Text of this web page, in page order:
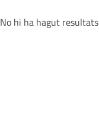
No hi ha hagut resultats